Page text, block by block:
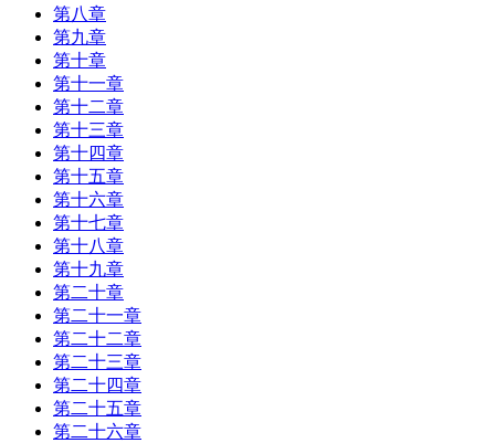
第八章
第九章
第十章
第十一章
第十二章
第十三章
第十四章
第十五章
第十六章
第十七章
第十八章
第十九章
第二十章
第二十一章
第二十二章
第二十三章
第二十四章
第二十五章
第二十六章